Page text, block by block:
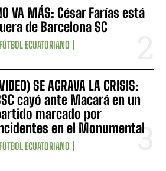
VA MÁS: César Farías está
de Barcelona SC
FÚTBOL ECUATORIANO
SE AGRAVA LA CRISIS:
cayó ante Macará en un
marcado por
en el Monumental
FÚTBOL ECUATORIANO